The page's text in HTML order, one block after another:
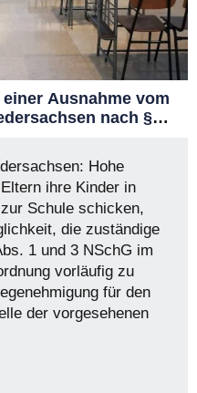
Ausnahme vom
nach §
Hohe
ihre Kinder in
Schule schicken,
die zuständige
1 und 3 NSchG im
vorläufig zu
für den
der vorgesehenen